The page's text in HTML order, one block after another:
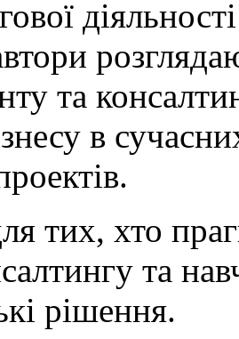
та
в
тих, хто
та
рішення.